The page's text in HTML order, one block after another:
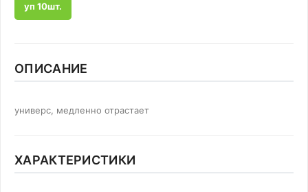
уп 10шт.
ОПИСАНИЕ
универс, медленно отрастает
ХАРАКТЕРИСТИКИ